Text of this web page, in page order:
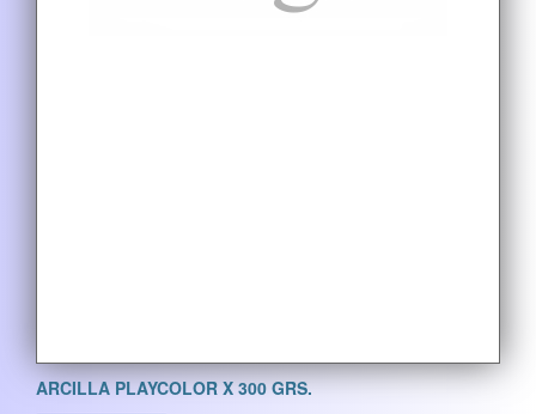
ARCILLA PLAYCOLOR X 300 GRS.